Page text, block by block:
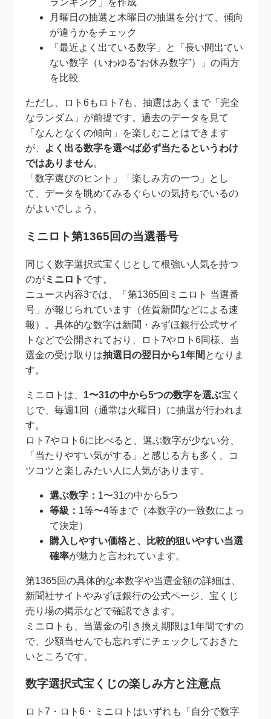
ランキング」を作成
月曜日の抽選と木曜日の抽選を分けて、傾向
が違うかをチェック
「最近よく出ている数字」と「長い間出てい
ない数字（いわゆる“お休み数字”）」の両方
を比較
ただし、ロト6もロト7も、抽選はあくまで「完全
なランダム」が前提です。過去のデータを見て
「なんとなくの傾向」を楽しむことはできます
が、 よく出る数字を選べば必ず当たるというわけ
ではありません。
「数字選びのヒント」「楽しみ方の一つ」とし
て、データを眺めてみるぐらいの気持ちでいるの
がよいでしょう。
ミニロト第1365回の当選番号
同じく数字選択式宝くじとして根強い人気を持つ
のがミニロト です。
ニュース内容3では、「第1365回ミニロト 当選番
号」が報じられています（佐賀新聞などによる速
報）。具体的な数字は新聞・みずほ銀行公式サイ
トなどで公開されており、ロト7やロト6同様、当
選金の受け取りは抽選日の翌日から1年間 となりま
す。
ミニロトは、 1〜31の中から5つの数字を選ぶ宝く
じで、毎週1回（通常は火曜日）に抽選が行われま
す。
ロト7やロト6に比べると、選ぶ数字が少ない分、
「当たりやすい気がする」と感じる方も多く、コ
ツコツと楽しみたい人に人気があります。
選ぶ数字： 1〜31の中から5つ
等級： 1等〜4等まで（本数字の一致数によっ
て決定）
購入しやすい価格と、比較的狙いやすい当選
確率が魅力と言われています。
第1365回の具体的な本数字や当選金額の詳細は、
新聞社サイトやみずほ銀行の公式ページ、宝くじ
売り場の掲示などで確認できます。
ミニロトも、当選金の引き換え期限は1年間ですの
で、少額当せんでも忘れずにチェックしておきた
いところです。
数字選択式宝くじの楽しみ方と注意点
ロト7・ロト6・ミニロトはいずれも「自分で数字